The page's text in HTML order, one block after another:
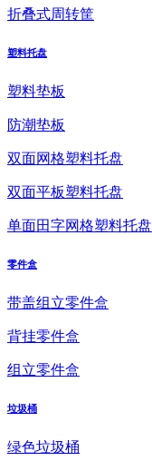
折叠式周转筐
塑料托盘
塑料垫板
防潮垫板
双面网格塑料托盘
双面平板塑料托盘
单面田字网格塑料托盘
零件盒
带盖组立零件盒
背挂零件盒
组立零件盒
垃圾桶
绿色垃圾桶